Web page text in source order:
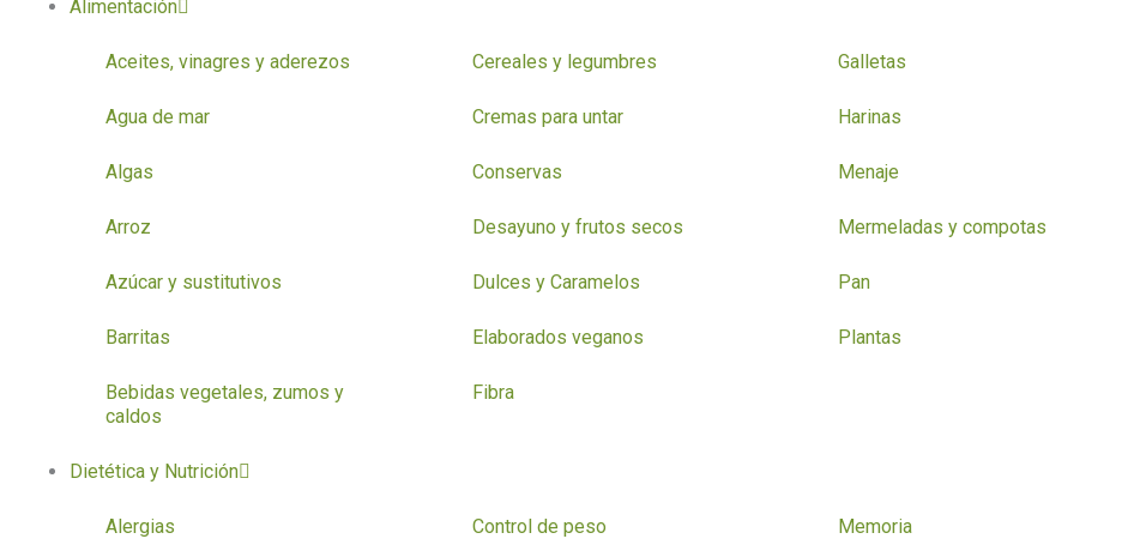
Alimentación
Aceites, vinagres y aderezos
Agua de mar
Algas
Arroz
Azúcar y sustitutivos
Barritas
Bebidas vegetales, zumos y
caldos
Cereales y legumbres
Cremas para untar
Conservas
Desayuno y frutos secos
Dulces y Caramelos
Elaborados veganos
Fibra
Galletas
Harinas
Menaje
Mermeladas y compotas
Pan
Plantas
Dietética y Nutrición
Alergias Control de peso Memoria